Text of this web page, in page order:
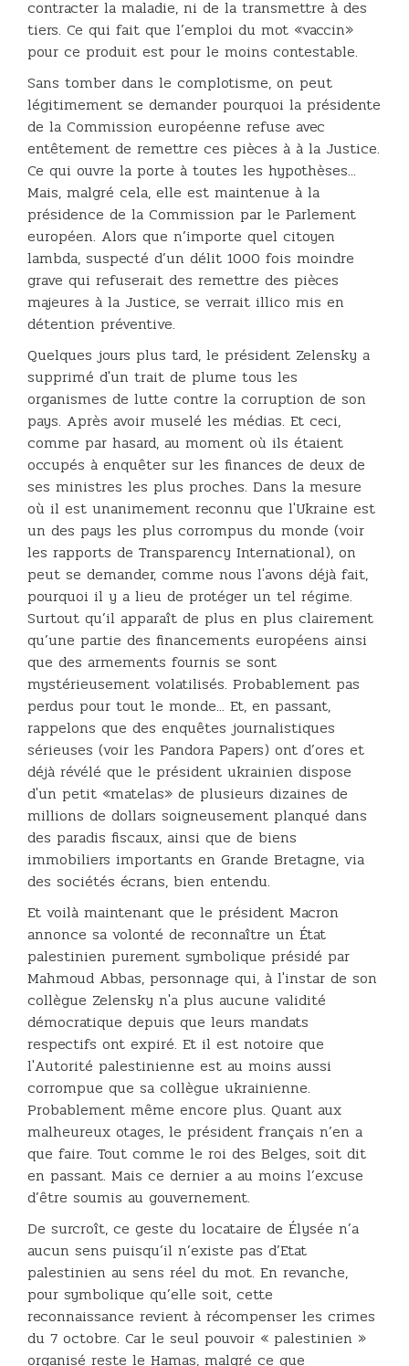
contracter la maladie, ni de la transmettre à des
tiers. Ce qui fait que l’emploi du mot «vaccin»
pour ce produit est pour le moins contestable.
Sans tomber dans le complotisme, on peut
légitimement se demander pourquoi la présidente
de la Commission européenne refuse avec
entêtement de remettre ces pièces à à la Justice.
Ce qui ouvre la porte à toutes les hypothèses...
Mais, malgré cela, elle est maintenue à la
présidence de la Commission par le Parlement
européen. Alors que n’importe quel citoyen
lambda, suspecté d’un délit 1000 fois moindre
grave qui refuserait des remettre des pièces
majeures à la Justice, se verrait illico mis en
détention préventive.
Quelques jours plus tard, le président Zelensky a
supprimé d'un trait de plume tous les
organismes de lutte contre la corruption de son
pays. Après avoir muselé les médias. Et ceci,
comme par hasard, au moment où ils étaient
occupés à enquêter sur les finances de deux de
ses ministres les plus proches. Dans la mesure
où il est unanimement reconnu que l'Ukraine est
un des pays les plus corrompus du monde (voir
les rapports de Transparency International), on
peut se demander, comme nous l'avons déjà fait,
pourquoi il y a lieu de protéger un tel régime.
Surtout qu’il apparaît de plus en plus clairement
qu’une partie des financements européens ainsi
que des armements fournis se sont
mystérieusement volatilisés. Probablement pas
perdus pour tout le monde... Et, en passant,
rappelons que des enquêtes journalistiques
sérieuses (voir les Pandora Papers) ont d’ores et
déjà révélé que le président ukrainien dispose
d'un petit «matelas» de plusieurs dizaines de
millions de dollars soigneusement planqué dans
des paradis fiscaux, ainsi que de biens
immobiliers importants en Grande Bretagne, via
des sociétés écrans, bien entendu.
Et voilà maintenant que le président Macron
annonce sa volonté de reconnaître un État
palestinien purement symbolique présidé par
Mahmoud Abbas, personnage qui, à l'instar de son
collègue Zelensky n'a plus aucune validité
démocratique depuis que leurs mandats
respectifs ont expiré. Et il est notoire que
l'Autorité palestinienne est au moins aussi
corrompue que sa collègue ukrainienne.
Probablement même encore plus. Quant aux
malheureux otages, le président français n’en a
que faire. Tout comme le roi des Belges, soit dit
en passant. Mais ce dernier a au moins l’excuse
d’être soumis au gouvernement.
De surcroît, ce geste du locataire de Élysée n’a
aucun sens puisqu’il n’existe pas d’Etat
palestinien au sens réel du mot. En revanche,
pour symbolique qu’elle soit, cette
reconnaissance revient à récompenser les crimes
du 7 octobre. Car le seul pouvoir « palestinien »
organisé reste le Hamas, malgré ce que